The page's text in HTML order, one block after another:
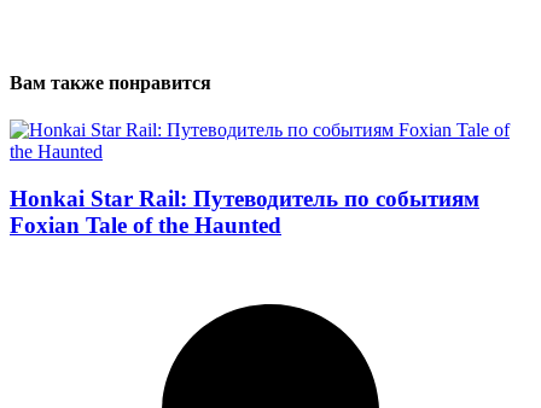
Вам также понравится
Honkai Star Rail: Путеводитель по событиям
Foxian Tale of the Haunted